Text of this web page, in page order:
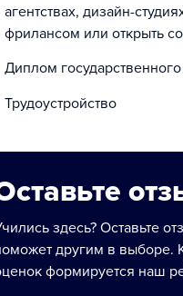
агентствах, дизайн-
фрилансом или открыть
Диплом
Трудоустройство
здесь? Оставьте
другим в выборе.
формируется наш